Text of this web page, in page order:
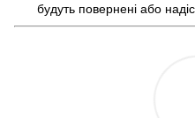
будуть повернені або